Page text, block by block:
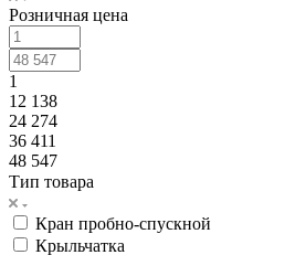
Розничная цена
1
12 138
24 274
36 411
48 547
Тип товара
Кран пробно-спускной
Крыльчатка